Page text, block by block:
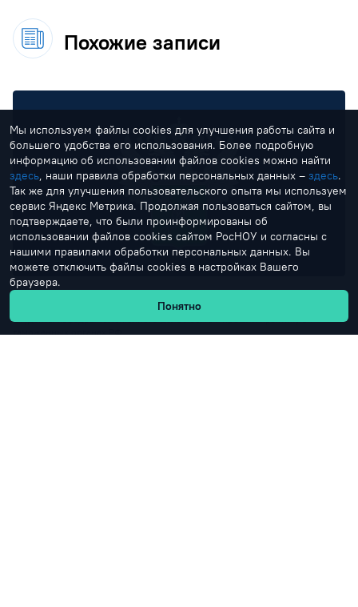
Похожие записи
Студенты кафедры таможенного дела РосНОУ прошли практику в 7
таможенных органах РФ.
Мы используем файлы cookies для улучшения работы сайта и
большего удобства его использования. Более подробную
информацию об использовании файлов cookies можно найти
здесь, наши правила обработки персональных данных – здесь.
Так же для улучшения пользовательского опыта мы используем
сервис Яндекс Метрика. Продолжая пользоваться сайтом, вы
подтверждаете, что были проинформированы об
использовании файлов cookies сайтом РосНОУ и согласны с
нашими правилами обработки персональных данных. Вы
можете отключить файлы cookies в настройках Вашего
браузера.
Понятно